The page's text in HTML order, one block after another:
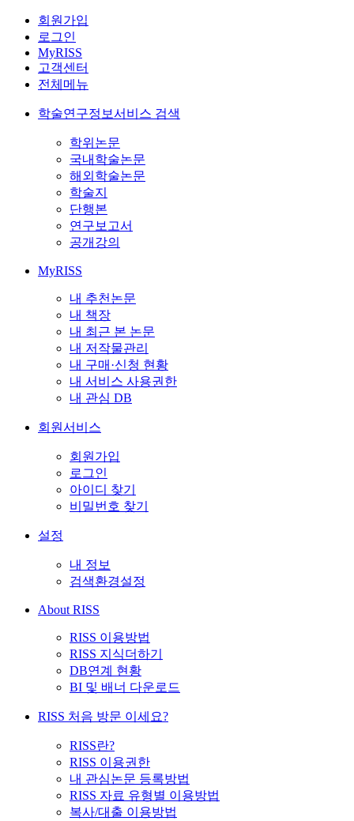
회원가입
로그인
MyRISS
고객센터
전체메뉴
학술연구정보서비스 검색
학위논문
국내학술논문
해외학술논문
학술지
단행본
연구보고서
공개강의
MyRISS
내 추천논문
내 책장
내 최근 본 논문
내 저작물관리
내 구매·신청 현황
내 서비스 사용권한
내 관심 DB
회원서비스
회원가입
로그인
아이디 찾기
비밀번호 찾기
설정
내 정보
검색환경설정
About RISS
RISS 이용방법
RISS 지식더하기
DB연계 현황
BI 및 배너 다운로드
RISS 처음 방문 이세요?
RISS란?
RISS 이용권한
내 관심논문 등록방법
RISS 자료 유형별 이용방법
복사/대출 이용방법